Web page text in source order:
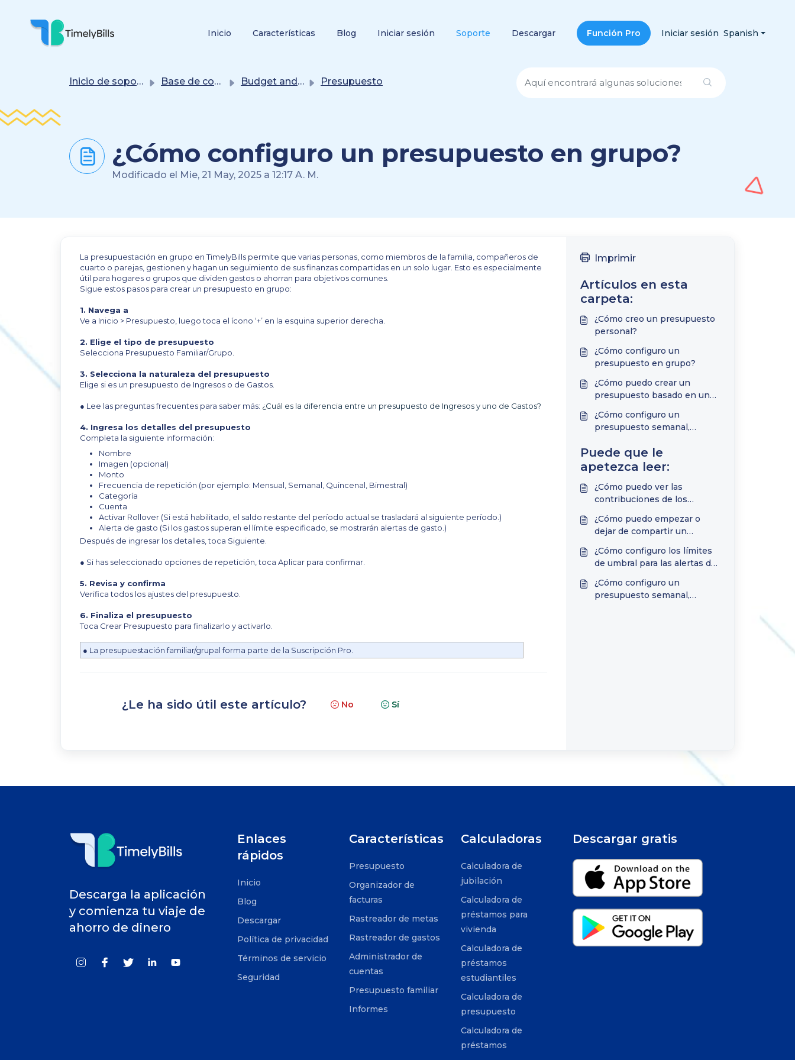
Saltar Al Contenido Principal
Inicio
Características Blog Iniciar sesión Soporte Descargar Función Pro Iniciar sesión Spanish
Inicio de soporte Base de conocimientos Budget and financial goal Presupuesto
¿Cómo configuro un presupuesto en grupo?
Modificado el Mie, 21 May, 2025 a 12:17 A. M.
La presupuestación en grupo en TimelyBills permite que varias personas, como miembros de la familia, compañeros de
cuarto o parejas, gestionen y hagan un seguimiento de sus finanzas compartidas en un solo lugar. Esto es especialmente
útil para hogares o grupos que dividen gastos o ahorran para objetivos comunes.
Sigue estos pasos para crear un presupuesto en grupo:
1. Navega a
Ve a Inicio > Presupuesto, luego toca el ícono ‘+’ en la esquina superior derecha.
2. Elige el tipo de presupuesto
Selecciona Presupuesto Familiar/Grupo.
3. Selecciona la naturaleza del presupuesto
Elige si es un presupuesto de Ingresos o de Gastos.
● Lee las preguntas frecuentes para saber más: ¿Cuál es la diferencia entre un presupuesto de Ingresos y uno de Gastos?
4. Ingresa los detalles del presupuesto
Completa la siguiente información:
Nombre
Imagen (opcional)
Monto
Frecuencia de repetición (por ejemplo: Mensual, Semanal, Quincenal, Bimestral)
Categoría
Cuenta
Activar Rollover (Si está habilitado, el saldo restante del período actual se trasladará al siguiente período.)
Alerta de gasto (Si los gastos superan el límite especificado, se mostrarán alertas de gasto.)
Después de ingresar los detalles, toca Siguiente.
● Si has seleccionado opciones de repetición, toca Aplicar para confirmar.
5. Revisa y confirma
Verifica todos los ajustes del presupuesto.
6. Finaliza el presupuesto
Toca Crear Presupuesto para finalizarlo y activarlo.
● La presupuestación familiar/grupal forma parte de la Suscripción Pro.
¿Le ha sido útil este artículo? No Sí
Imprimir
Artículos en esta
carpeta:
¿Cómo creo un presupuesto
personal?
¿Cómo configuro un
presupuesto en grupo?
¿Cómo puedo crear un
presupuesto basado en una
¿Cómo configuro un
presupuesto semanal,
fechas personalizado?
Puede que le
apetezca leer:
¿Cómo puedo ver las
contribuciones de los
presupuesto compartido?
¿Cómo puedo empezar o
dejar de compartir un
¿Cómo configuro los límites
de umbral para las alertas de
¿Cómo configuro un
presupuesto semanal,
Descarga la aplicación
y comienza tu viaje de
ahorro de dinero
Enlaces
rápidos
Inicio
Blog
Descargar
Política de privacidad
Términos de servicio
Seguridad
Características
Presupuesto
Organizador de
facturas
Rastreador de metas
Rastreador de gastos
Administrador de
cuentas
Presupuesto familiar
Informes
Calculadoras
Calculadora de
jubilación
Calculadora de
préstamos para
vivienda
Calculadora de
préstamos
estudiantiles
Calculadora de
presupuesto
Calculadora de
préstamos
Descargar gratis